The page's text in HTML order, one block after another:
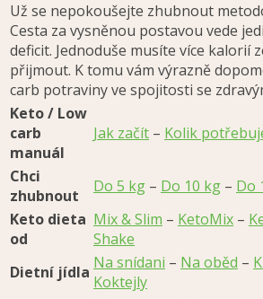
Už se nepokoušejte zhubnout
Cesta za vysněnou postavou vede
deficit. Jednoduše musíte více kalorií
přijmout. K tomu vám výrazně
carb potraviny ve spojitosti se
Keto / Low
carb
manuál
Jak začít – Kolik
Chci
zhubnout
Do 5 kg – Do 10 kg – Do
Keto dieta
od
Mix & Slim – KetoMix –
Shake
Dietní jídla Na snídani – Na oběd –
Koktejly